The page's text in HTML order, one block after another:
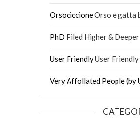
OrsociccioneOrso e gatta
PhD Piled Higher & Deeper
User FriendlyUser Friendly
Very Affollated People (by